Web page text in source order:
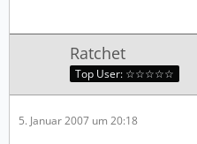
Ratchet
Top User: ☆☆☆☆☆
5. Januar 2007 um 20:18